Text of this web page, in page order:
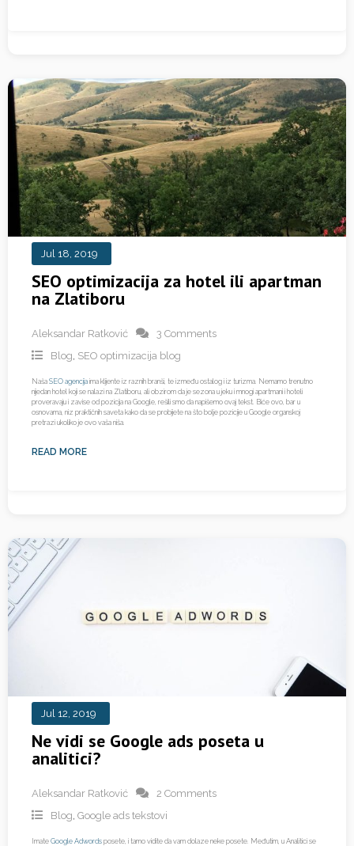
SEO optimizacija za hotel ili apartman
na Zlatiboru
Jul 18, 2019
Aleksandar Ratković
3 Comments
Blog, SEO optimizacija blog
Naša SEO agencija ima klijente iz raznih branši, te između ostalog i iz turizma. Nemamo trenutno
nijedan hotel koji se nalazi na Zlatiboru, ali obzirom da je sezona u jeku i mnogi apartmani i hoteli
proveravaju i zavise od pozicija na Google, rešili smo da napišemo ovaj tekst. Biće ovo, bar u
osnovama, niz praktičnih saveta kako da se probijete na što bolje pozicije u Google organskoj
pretrazi ukoliko je ovo vaša niša.
READ MORE
Ne vidi se Google ads poseta u
analitici?
Jul 12, 2019
Aleksandar Ratković
2 Comments
Blog, Google ads tekstovi
Imate Google Adwords posete, i tamo vidite da vam dolaze neke posete. Međutim, u Analitici se